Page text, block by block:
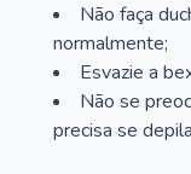
Não faça
normalmente;
Esvazie a
Não se
precisa se